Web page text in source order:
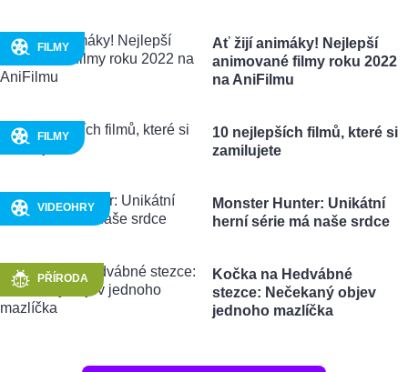
FILMY
Ať žijí animáky! Nejlepší
animované filmy roku 2022
na AniFilmu
FILMY
10 nejlepších filmů, které si
zamilujete
VIDEOHRY
Monster Hunter: Unikátní
herní série má naše srdce
PŘÍRODA
Kočka na Hedvábné
stezce: Nečekaný objev
jednoho mazlíčka